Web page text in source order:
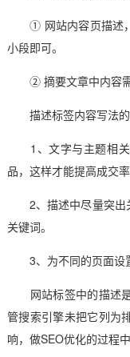
① 网站内容页描述，
小段即可。
② 摘要文章中内容需
描述标签内容写法的
1、文字与主题相关
品，这样才能提高成交率
2、描述中尽量突出关
关键词。
3、为不同的页面设
网站标签中的描述是
管搜索引擎未把它列为
响，做SEO优化的过程